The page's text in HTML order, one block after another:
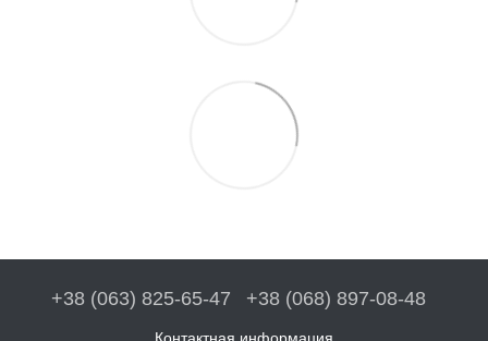
+38 (063) 825-65-47 +38 (068) 897-08-48
Контактная информация